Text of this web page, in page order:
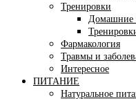
Тренировки
Домашние
Фармакология
Травмы и
Интересное
ПИТАНИЕ
Натуральное